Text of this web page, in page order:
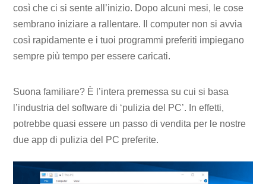
così che ci si sente all’inizio. Dopo alcuni mesi, le cose
sembrano iniziare a rallentare. Il computer non si avvia
così rapidamente e i tuoi programmi preferiti impiegano
sempre più tempo per essere caricati.
Suona familiare? È l’intera premessa su cui si basa
l’industria del software di ‘pulizia del PC’. In effetti,
potrebbe quasi essere un passo di vendita per le nostre
due app di pulizia del PC preferite.